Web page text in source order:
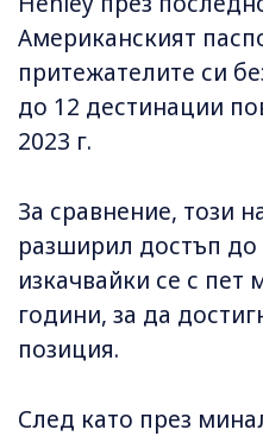
Американският
притежателите си
до 12 дестинации
2023 г.
За сравнение, този
разширил достъп
изкачвайки се с пет
години, за да
позиция.
След като през